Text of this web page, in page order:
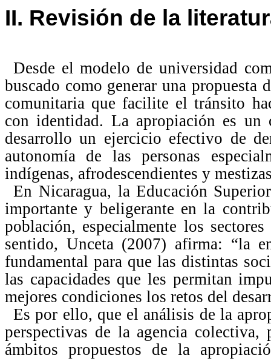
II. Revisión de la
Desde el modelo de universidad
buscado como generar una propuesta
comunitaria que facilite el tránsito
con identidad. La apropiación es un
desarrollo un ejercicio efectivo de
autonomía de las personas
indígenas, afrodescendientes y
En Nicaragua, la Educación
importante y beligerante en la
población, especialmente los
sentido, Unceta (2007) afirma: “la
fundamental para que las distintas
las capacidades que les permitan
mejores condiciones los retos del
Es por ello, que el análisis de la
perspectivas de la agencia
ámbitos propuestos de la